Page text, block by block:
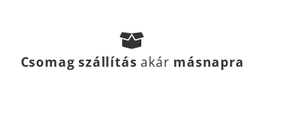
Csomag szállításakár másnapra